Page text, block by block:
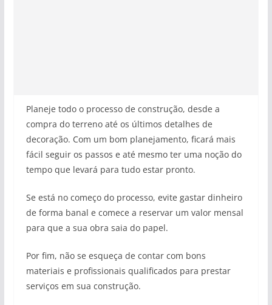
Planeje todo o processo de construção, desde a
compra do terreno até os últimos detalhes de
decoração. Com um bom planejamento, ficará mais
fácil seguir os passos e até mesmo ter uma noção do
tempo que levará para tudo estar pronto.
Se está no começo do processo, evite gastar dinheiro
de forma banal e comece a reservar um valor mensal
para que a sua obra saia do papel.
Por fim, não se esqueça de contar com bons
materiais e profissionais qualificados para prestar
serviços em sua construção.